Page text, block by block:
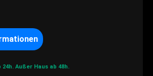
24h. Außer Haus ab 48h.